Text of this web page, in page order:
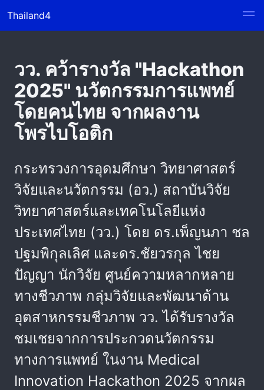
Thailand4
วว. คว้ารางวัล "Hackathon
2025" นวัตกรรมการแพทย์
โดยคนไทย จากผลงาน
โพรไบโอติก
กระทรวงการอุดมศึกษา วิทยาศาสตร์
วิจัยและนวัตกรรม (อว.) สถาบันวิจัย
วิทยาศาสตร์และเทคโนโลยีแห่ง
ประเทศไทย (วว.) โดย ดร.เพ็ญนภา ชล
ปฐมพิกุลเลิศ และดร.ชัยวรกุล ไชย
ปัญญา นักวิจัย ศูนย์ความหลากหลาย
ทางชีวภาพ กลุ่มวิจัยและพัฒนาด้าน
อุตสาหกรรมชีวภาพ วว. ได้รับรางวัล
ชมเชยจากการประกวดนวัตกรรม
ทางการแพทย์ ในงาน Medical
Innovation Hackathon 2025 จากผล